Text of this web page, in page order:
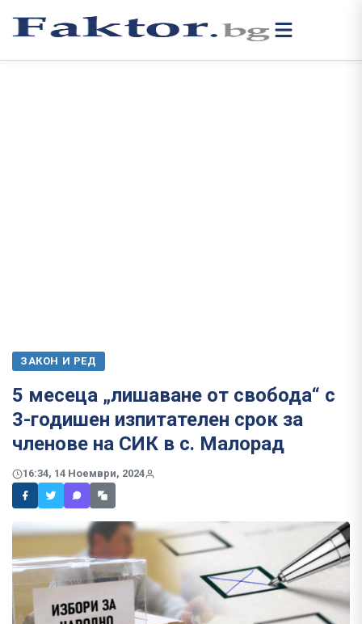
ЗАКОН И РЕД
5 месеца „лишаване от свобода“ с
3-годишен изпитателен срок за
членове на СИК в с. Малорад
16:34, 14 Ноември, 2024